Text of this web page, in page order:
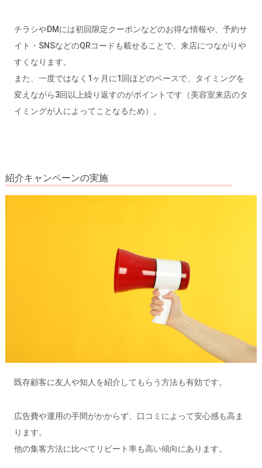
チラシやDMには初回限定クーポンなどのお得な情報や、予約サ
イト・SNSなどのQRコードも載せることで、来店につながりや
すくなります。
また、一度ではなく1ヶ月に1回ほどのペースで、タイミングを
変えながら3回以上繰り返すのがポイントです（美容室来店のタ
イミングが人によってことなるため）。
紹介キャンペーンの実施
既存顧客に友人や知人を紹介してもらう方法も有効です。
広告費や運用の手間がかからず、口コミによって安心感も高ま
ります。
他の集客方法に比べてリピート率も高い傾向にあります。